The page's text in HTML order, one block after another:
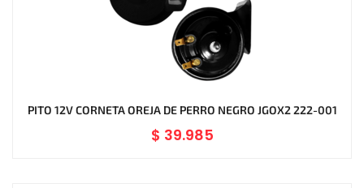
PITO 12V CORNETA OREJA DE PERRO NEGRO JGOX2 222-001
$ 39.985